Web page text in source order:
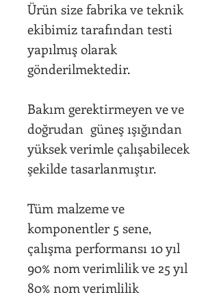
Ürün size fabrika ve teknik
ekibimiz tarafından testi
yapılmış olarak
gönderilmektedir.
Bakım gerektirmeyen ve ve
doğrudan güneş ışığından
yüksek verimle çalışabilecek
şekilde tasarlanmıştır.
Tüm malzeme ve
komponentler 5 sene,
çalışma performansı 10 yıl
90% nom verimlilik ve 25 yıl
80% nom verimlilik